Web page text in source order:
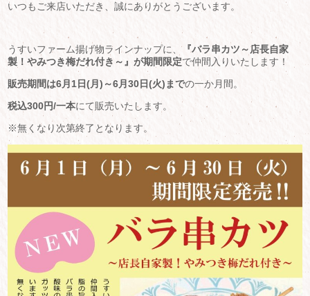
いつもご来店いただき、誠にありがとうございます。
うすいファーム揚げ物ラインナップに、 『バラ串カツ～店長自家
製！やみつき梅だれ付き～』が期間限定で仲間入りいたします！
販売期間は6月1日(月)～6月30日(火)までの一か月間。
税込300円/一本にて販売いたします。
※無くなり次第終了となります。